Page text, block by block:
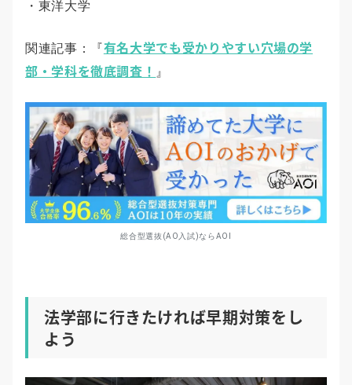
・東洋大学
関連記事：『有名大学でも受かりやすい穴場の学
部・学科を徹底調査！ 』
総合型選抜(AO入試)ならAOI
法学部に行きたければ早期対策をし
よう